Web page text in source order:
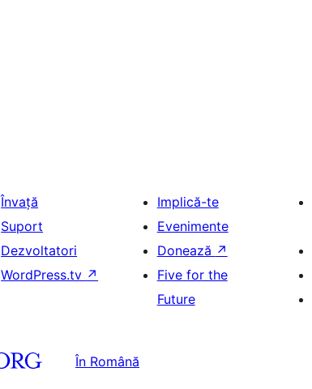
Învață
Suport
Dezvoltatori
WordPress.tv ↗
Implică-te
Evenimente
Donează ↗
Five for the
Future
În Română